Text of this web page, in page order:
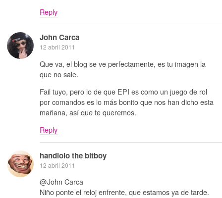
Reply
John Carca
12 abril 2011
Que va, el blog se ve perfectamente, es tu imagen la
que no sale.
Fail tuyo, pero lo de que EPI es como un juego de rol
por comandos es lo más bonito que nos han dicho esta
mañana, así que te queremos.
Reply
handlolo the bitboy
12 abril 2011
@John Carca
Niño ponte el reloj enfrente, que estamos ya de tarde.